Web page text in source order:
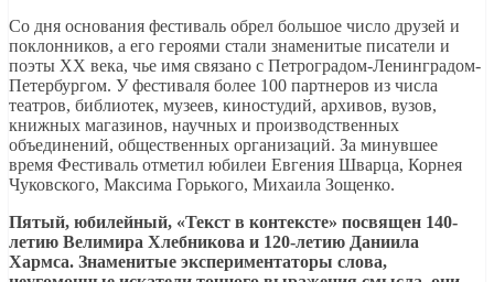
Со дня основания фестиваль обрел большое число друзей и
поклонников, а его героями стали знаменитые писатели и
поэты ХХ века, чье имя связано с Петроградом-Ленинградом-
Петербургом. У фестиваля более 100 партнеров из числа
театров, библиотек, музеев, киностудий, архивов, вузов,
книжных магазинов, научных и производственных
объединений, общественных организаций. За минувшее
время Фестиваль отметил юбилеи Евгения Шварца, Корнея
Чуковского, Максима Горького, Михаила Зощенко.
Пятый, юбилейный, «Текст в контексте» посвящен 140-
летию Велимира Хлебникова и 120-летию Даниила
Хармса. Знаменитые экспериментаторы слова,